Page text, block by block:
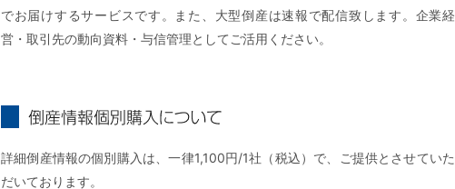
でお届けするサービスです。また、大型倒産は速報で配信致します。企業経
営・取引先の動向資料・与信管理としてご活用ください。
詳細倒産情報の個別購入は、一律1,100円/1社（税込）で、ご提供とさせていた
だいております。